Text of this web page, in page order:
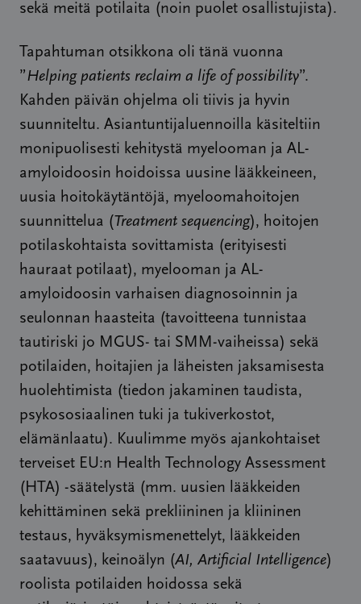
sekä meitä potilaita (noin puolet osallistujista).
Tapahtuman otsikkona oli tänä vuonna
”Helping patients reclaim a life of possibility”.
Kahden päivän ohjelma oli tiivis ja hyvin
suunniteltu. Asiantuntijaluennoilla käsiteltiin
monipuolisesti kehitystä myelooman ja AL-
amyloidoosin hoidoissa uusine lääkkeineen,
uusia hoitokäytäntöjä, myeloomahoitojen
suunnittelua (Treatment sequencing), hoitojen
potilaskohtaista sovittamista (erityisesti
hauraat potilaat), myelooman ja AL-
amyloidoosin varhaisen diagnosoinnin ja
seulonnan haasteita (tavoitteena tunnistaa
tautiriski jo MGUS- tai SMM-vaiheissa) sekä
potilaiden, hoitajien ja läheisten jaksamisesta
huolehtimista (tiedon jakaminen taudista,
psykososiaalinen tuki ja tukiverkostot,
elämänlaatu). Kuulimme myös ajankohtaiset
terveiset EU:n Health Technology Assessment
(HTA) -säätelystä (mm. uusien lääkkeiden
kehittäminen sekä prekliininen ja kliininen
testaus, hyväksymismenettelyt, lääkkeiden
saatavuus), keinoälyn (AI, Artificial Intelligence)
roolista potilaiden hoidossa sekä